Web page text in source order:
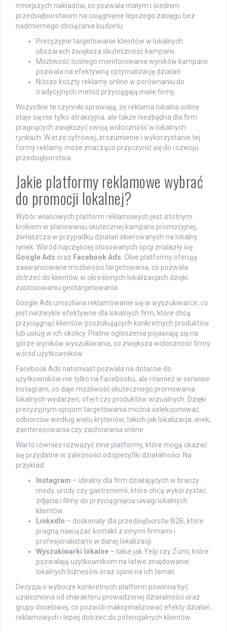
mniejszych nakładów, co pozwala małym i średnim
przedsiębiorstwom na osiągnięcie lepszego zasięgu bez
nadmiernego obciążania budżetu.
Precyzyjne targetowanie klientów w lokalnych
obszarach zwiększa skuteczność kampanii.
Możliwość ścisłego monitorowania wyników kampanii
pozwala na efektywną optymalizację działań.
Niższe koszty reklamy online w porównaniu do
tradycyjnych metod przyciągają małe firmy.
Wszystkie te czynniki sprawiają, że reklama lokalna online
staje się nie tylko atrakcyjna, ale także niezbędna dla firm
pragnących zwiększyć swoją widoczność w lokalnych
rynkach. W erze cyfrowej, zrozumienie i wykorzystanie tej
formy reklamy może znacząco przyczynić się do rozwoju
przedsiębiorstwa.
Jakie platformy reklamowe wybrać
do promocji lokalnej?
Wybór właściwych platform reklamowych jest istotnym
krokiem w planowaniu skutecznej kampanii promocyjnej,
zwłaszcza w przypadku działań skierowanych na lokalny
rynek. Wśród najczęściej stosowanych opcji znalazły się
Google Ads oraz Facebook Ads . Obie platformy oferują
zaawansowane możliwości targetowania, co pozwala
dotrzeć do klientów w określonych lokalizacjach dzięki
zastosowaniu geotargetowania.
Google Ads umożliwia reklamowanie się w wyszukiwarce, co
jest niezwykle efektywne dla lokalnych firm, które chcą
przyciągnąć klientów poszukujących konkretnych produktów
lub usług w ich okolicy. Płatne ogłoszenia pojawiają się na
górze wyników wyszukiwania, co zwiększa widoczność firmy
wśród użytkowników.
Facebook Ads natomiast pozwala na dotarcie do
użytkowników nie tylko na Facebooku, ale również w serwisie
Instagram, co daje możliwość skutecznego promowania
lokalnych wydarzeń, ofert czy produktów wizualnych. Dzięki
precyzyjnym opcjom targetowania można selekcjonować
odbiorców według wielu kryteriów, takich jak lokalizacja, wiek,
zainteresowania czy zachowania online.
Warto również rozważyć inne platformy, które mogą okazać
się przydatne w zależności od specyfiki działalności. Na
przykład:
Instagram – idealny dla firm działających w branży
mody, urody czy gastronomii, które chcą wykorzystać
zdjęcia i filmy do przyciągnięcia uwagi lokalnych
klientów.
LinkedIn – doskonały dla przedsiębiorstw B2B, które
pragną nawiązać kontakt z innymi firmami i
profesjonalistami w danej lokalizacji.
Wyszukiwarki lokalne – takie jak Yelp czy Zumi, które
pozwalają użytkownikom na łatwe znajdowanie
lokalnych biznesów oraz opinii na ich temat.
Decyzja o wyborze konkretnych platform powinna być
uzależniona od charakteru prowadzonej działalności oraz
grupy docelowej, co pozwoli maksymalizować efekty działań
reklamowych i lepiej dotrzeć do potencjalnych klientów.